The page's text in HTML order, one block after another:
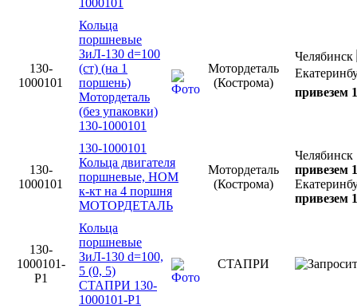
130-
1000101
Кольца
поршневые
ЗиЛ-130 d=100
(ст) (на 1
поршень)
Мотордеталь
(без упаковки)
130-1000101
Мотордеталь
(Кострома)
Челябинск
привезем
130-
1000101
130-1000101
Кольца двигателя
поршневые, НОМ
к-кт на 4 поршня
МОТОРДЕТАЛЬ
Мотордеталь
(Кострома)
Челябинск
привезем
привезем
130-
1000101-
Р1
Кольца
поршневые
ЗиЛ-130 d=100,
5 (0, 5)
СТАПРИ 130-
1000101-Р1
СТАПРИ